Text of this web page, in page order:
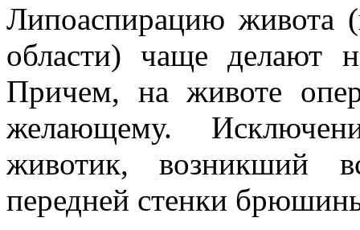
Липоаспирацию живота
области) чаще делают
Причем, на животе
желающему.
животик, возникший
передней стенки